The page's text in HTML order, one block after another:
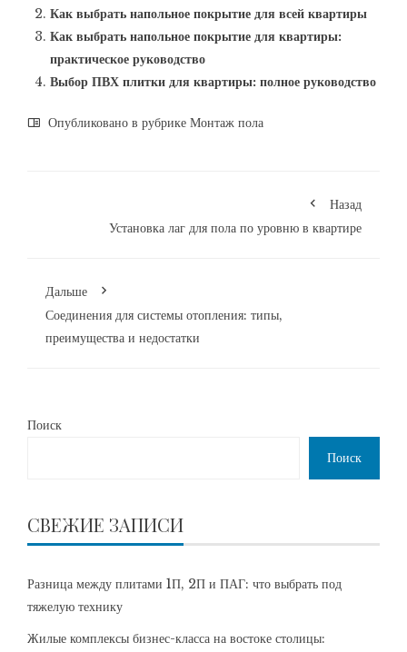
Как выбрать напольное покрытие для всей квартиры
Как выбрать напольное покрытие для квартиры:
практическое руководство
Выбор ПВХ плитки для квартиры: полное руководство
Опубликовано в рубрике Монтаж пола
Назад
Установка лаг для пола по уровню в квартире
Дальше
Соединения для системы отопления: типы,
преимущества и недостатки
Поиск
Поиск
СВЕЖИЕ ЗАПИСИ
Разница между плитами 1П, 2П и ПАГ: что выбрать под
тяжелую технику
Жилые комплексы бизнес-класса на востоке столицы: